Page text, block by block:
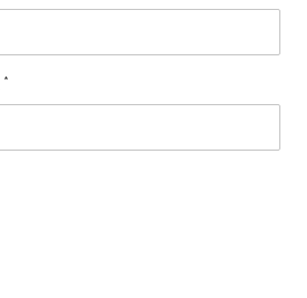
*